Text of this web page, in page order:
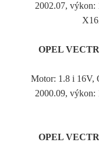
2002.07, výkon:
OPEL
Motor: 1.8 i 16V,
2000.09, výkon:
OPEL